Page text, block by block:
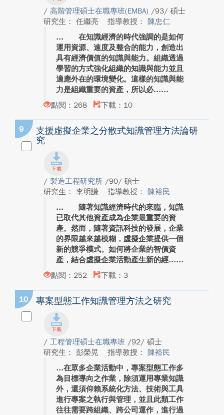
/ 高階管理碩士在職專班(EMBA) /93/ 碩士
研究生： 任繼亮
指導教授： 陳忠仁
在知識經濟的時代強調的是如何
運用資源、速度及整合的能力，創造出
具有經濟價值的知識與能力。組織透過
學習的方式強化組織的知識與能力並且
適應外在的環境變化。這樣的知識與能
力是組織重要的資產，所以必...
點閱：268
下載：10
9
支援虛擬企業之分散式知識管理方法論研
究
/ 製造工程研究所 /90/ 碩士
研究生： 李明謙
指導教授： 陳裕民
隨著知識經濟時代的來臨，知識
已取代其他資產成為企業最重要的資
產。然而，隨著資訊科技的發展，企業
的界限越來越模糊，虛擬企業提供一個
新的競爭模式。如何將企業的智價資
產，結合虛擬企業活動產生新的經...
點閱：252
下載：3
10 專案型態工作知識管理方法之研究
/ 工程管理碩士在職專班 /92/ 碩士
研究生： 彭榮晃
指導教授： 陳裕民
在眾多企業活動中，專案型態工作多
為目標導向之作業，除須運用專業知識
外，還須仰賴系統化方法、技術與工具
進行專案之執行與管理，並且此類工作
往往需要跨組織、跨公司運作，進行過